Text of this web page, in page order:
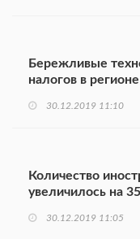
Бережливые
налогов в регионе
30.12.2019 11:10
Количество
увеличилось на
30.12.2019 11:05